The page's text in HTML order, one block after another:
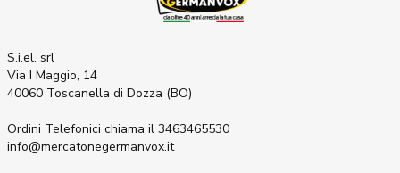
S.i.el. srl
Via I Maggio, 14
40060 Toscanella di Dozza (BO)
Ordini Telefonici chiama il 3463465530
info@mercatonegermanvox.it